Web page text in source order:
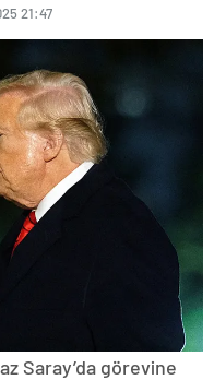
21:47
Saray’da görevine